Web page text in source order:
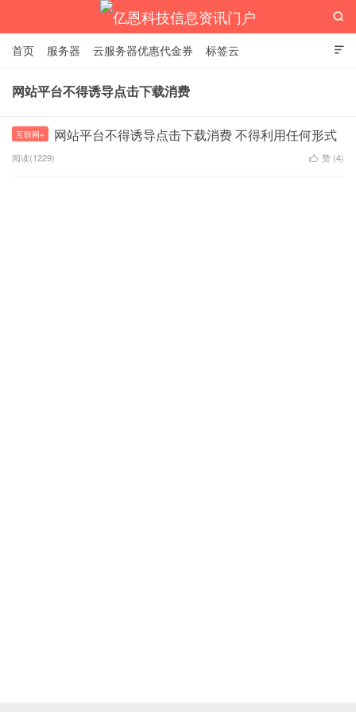
亿恩科技信息资讯门户

首页 服务器 云服务器优惠代金券 标签云

网站平台不得诱导点击下载消费
互联网+ 网站平台不得诱导点击下载消费 不得利用任何形式
阅读(1229)  赞 (4)